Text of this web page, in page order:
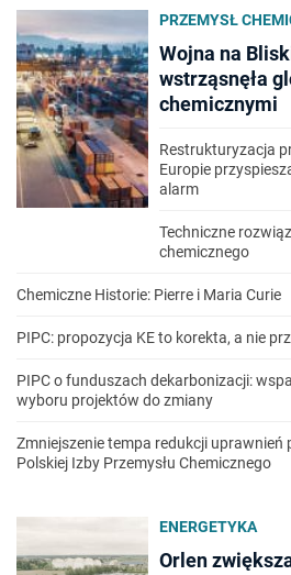
PRZEMYSŁ
Wojna na
wstrząsnęła
chemicznymi
Restrukturyzacja
Europie
alarm
Techniczne
chemicznego
Chemiczne Historie: Pierre i Maria Curie
PIPC: propozycja KE to korekta, a nie
PIPC o funduszach dekarbonizacji:
wyboru projektów do zmiany
Zmniejszenie tempa redukcji uprawnień
Polskiej Izby Przemysłu Chemicznego
ENERGETYKA
Orlen